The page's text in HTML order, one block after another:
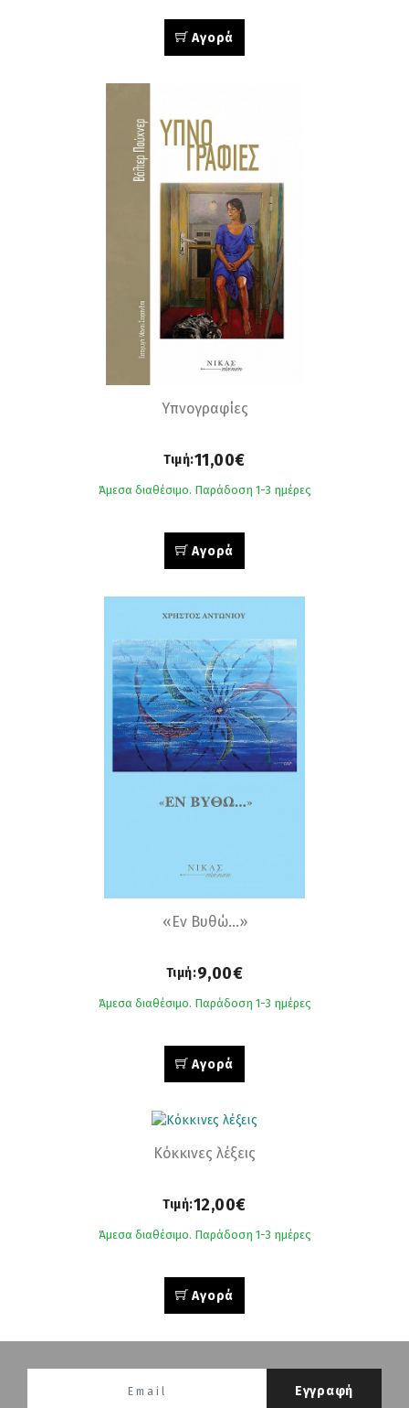
Αγορά
Υπνογραφίες
Τιμή:11,00€
Άμεσα διαθέσιμο. Παράδοση 1-3 ημέρες
Αγορά
«Εν Βυθώ…»
Τιμή:9,00€
Άμεσα διαθέσιμο. Παράδοση 1-3 ημέρες
Αγορά
Κόκκινες λέξεις
Τιμή:12,00€
Άμεσα διαθέσιμο. Παράδοση 1-3 ημέρες
Αγορά
Εγγραφή